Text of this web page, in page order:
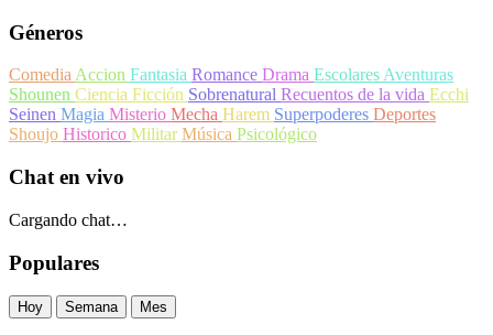
Géneros
ComediaAccion Fantasia Romance Drama EscolaresAventuras
Shounen Ciencia Ficción Sobrenatural Recuentos de la vida Ecchi
Seinen Magia Misterio Mecha Harem Superpoderes Deportes
Shoujo Historico MilitarMúsica Psicológico
Chat en vivo
Cargando chat…
Populares
Hoy Semana Mes